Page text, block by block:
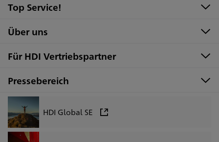
Top Service!
Über uns
Für HDI Vertriebspartner
Pressebereich
HDI Global SE